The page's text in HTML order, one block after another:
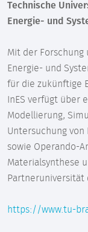
Technische
Energie- und
Mit der
Energie- und
für die zukünftige
InES verfügt über
Modellierung,
Untersuchung
sowie Operando-
Materialsynthese
Partneruniversität
https://www.tu-